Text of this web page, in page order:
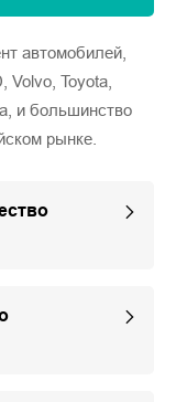
автомобилей,
Volvo, Toyota,
и большинство
рынке.